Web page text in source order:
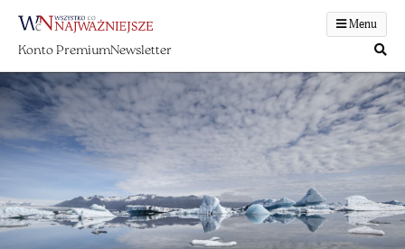
Menu
Konto PremiumNewsletter